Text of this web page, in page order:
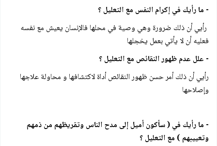
- ما رأيك في إكرام النفس مع التعليل ؟
رأيي أن ذلك ضرورة وهي وصية في محلها فالإنسان يعيش مع نفسه
فعليه أن لا يأتي بعمل يخجلها
- علل عدم ظهور النقائص مع التعليل ؟
رأيي أن ذلك أمر حسن ظهور النقائص أداة لاكتشافها و محاولة علاجها
وإصلاحها
- ما رأيك في ( سأكون أميل إلى مدح الناس وتقريظهم من ذمهم
وتعييبهم ) مع التعليل ؟